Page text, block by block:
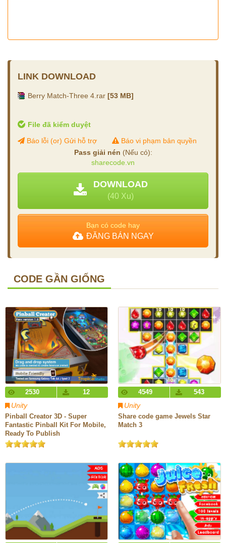
LINK DOWNLOAD
Berry Match-Three 4.rar [53 MB]
File đã kiểm duyệt
Báo lỗi (or) Gửi hỗ trợ
Báo vi phạm bản quyền
Pass giải nén (Nếu có):
sharecode.vn
DOWNLOAD
(40 Xu)
Bạn có code hay
ĐĂNG BÁN NGAY
CODE GẦN GIỐNG
2530 12
Unity
Pinball Creator 3D - Super
Fantastic Pinball Kit For Mobile,
Ready To Publish
4549 543
Unity
Share code game Jewels Star
Match 3